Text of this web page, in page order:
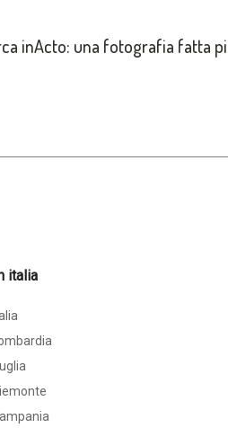
inActo: una fotografia fatta
italia